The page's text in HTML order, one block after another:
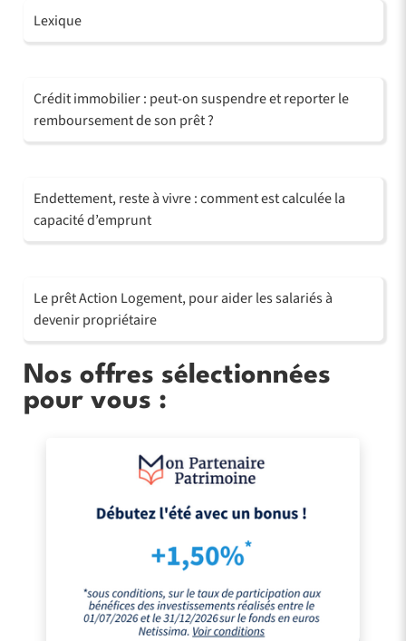
Lexique
Crédit immobilier : peut-on suspendre et reporter le
remboursement de son prêt ?
Endettement, reste à vivre : comment est calculée la
capacité d’emprunt
Le prêt Action Logement, pour aider les salariés à
devenir propriétaire
Nos offres sélectionnées
pour vous :